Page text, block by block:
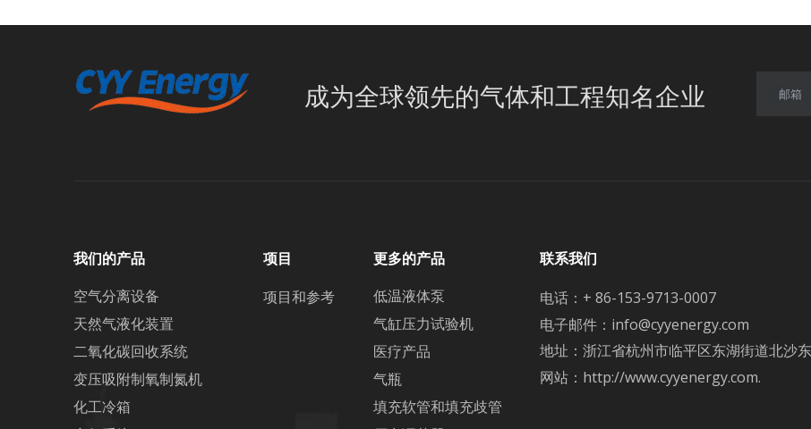
成为全球领先的气体和工程知名企业 邮箱
我们的产品
空气分离设备
天然气液化装置
二氧化碳回收系统
变压吸附制氧制氮机
化工冷箱
项目
项目和参考
更多的产品
低温液体泵
气缸压力试验机
医疗产品
气瓶
填充软管和填充歧管
联系我们
电话：+ 86-153-9713-0007
电子邮件： info@cyyenergy.com
地址：浙江省杭州市临平区东湖街道北沙
网站： http://www.cyyenergy.com.